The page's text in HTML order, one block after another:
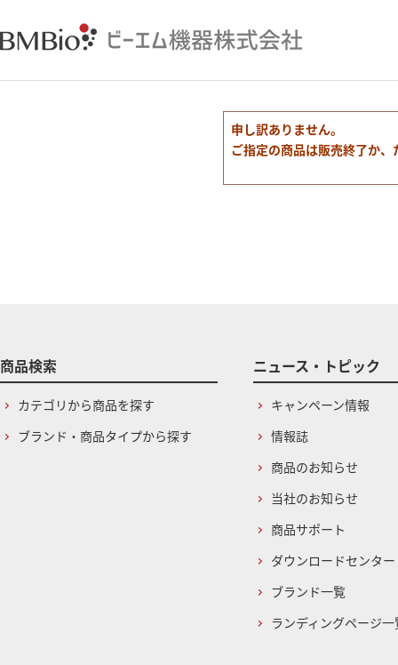
申し訳ありません。
ご指定の商品は販売終了か
商品検索
カテゴリから商品を探す
ブランド・商品タイプから探す
ニュース・トピック
キャンペーン情報
情報誌
商品のお知らせ
当社のお知らせ
商品サポート
ダウンロードセンター
ブランド一覧
ランディングページ一